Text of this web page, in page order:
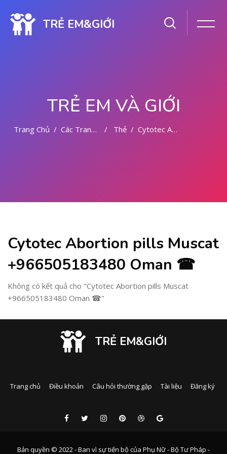
TRẺ EM&GIỚI
TRẺ EM VÀ GIỚI
Trang Chủ Các Trang Của Hệ Thống Thẻ Cytotec Abortion Pills Muscat +966505183480 Oman ☎
Cytotec Abortion pills Muscat
+966505183480 Oman ☎
Không có kết quả cho "Cytotec Abortion pills Muscat
+966505183480 Oman ☎"
TRẺ EM&GIỚI
Trang chủ Điều khoản Câu hỏi thường gặp Tài liệu Đăng ký
Bản quyền © 2022 - Ban vì sự tiến bộ của Phụ Nữ - Bộ Tư Pháp -